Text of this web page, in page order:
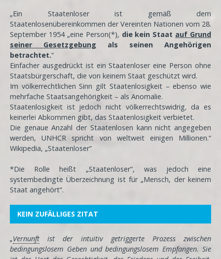
„Ein Staatenloser ist gemäß dem
Staatenlosenübereinkommen der Vereinten Nationen vom 28.
September 1954 „eine Person(*), die kein Staat auf Grund
seiner Gesetzgebung als seinen Angehörigen
betrachtet.“
Einfacher ausgedrückt ist ein Staatenloser eine Person ohne
Staatsbürgerschaft, die von keinem Staat geschützt wird.
Im völkerrechtlichen Sinn gilt Staatenlosigkeit – ebenso wie
mehrfache Staatsangehörigkeit – als Anomalie.
Staatenlosigkeit ist jedoch nicht völkerrechtswidrig, da es
keinerlei Abkommen gibt, das Staatenlosigkeit verbietet.
Die genaue Anzahl der Staatenlosen kann nicht angegeben
werden, UNHCR spricht von weltweit einigen Millionen.“
Wikipedia, „Staatenloser“
*Die Rolle heißt „Staatenloser“, was jedoch eine
systembedingte Überzeichnung ist für „Mensch, der keinem
Staat angehört“.
KEIN ZUFÄLLIGES ZITAT
„Vernunft ist der intuitiv getriggerte Prozess zwischen
bedingungslosem Geben und bedingungslosem Empfangen. Sie